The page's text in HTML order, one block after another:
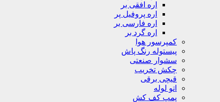
اره افقی بر
اره پروفیل پر
اره فارسی بر
اره گرد بر
کمپرسور هوا
پیستوله رنگ پاش
سشوار صنعتی
چکش تخریب
قیچی برقی
اتو لوله
پمپ کف کش